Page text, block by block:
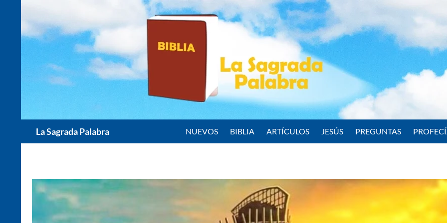
contenido
La Sagrada Palabra NUEVOS BIBLIA ARTÍCULOS JESÚS PREGUNTAS